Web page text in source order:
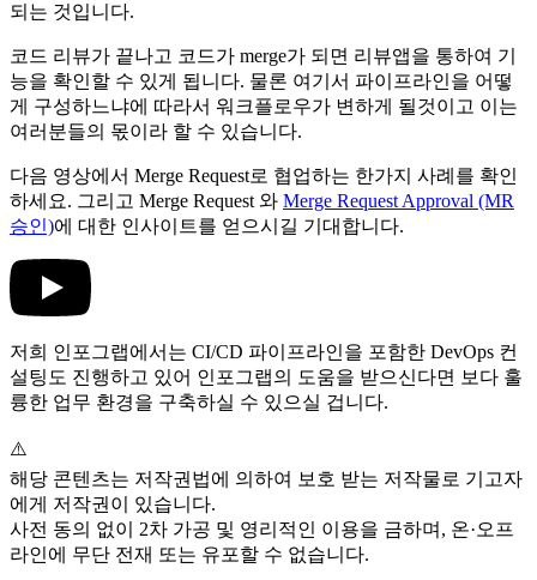
되는 것입니다.
코드 리뷰가 끝나고 코드가 merge가 되면 리뷰앱을 통하여 기
능을 확인할 수 있게 됩니다. 물론 여기서 파이프라인을 어떻
게 구성하느냐에 따라서 워크플로우가 변하게 될것이고 이는
여러분들의 몫이라 할 수 있습니다.
다음 영상에서 Merge Request로 협업하는 한가지 사례를 확인
하세요. 그리고 Merge Request 와 Merge Request Approval (MR
승인)에 대한 인사이트를 얻으시길 기대합니다.
저희 인포그랩에서는 CI/CD 파이프라인을 포함한 DevOps 컨
설팅도 진행하고 있어 인포그랩의 도움을 받으신다면 보다 훌
륭한 업무 환경을 구축하실 수 있으실 겁니다.
⚠️
해당 콘텐츠는 저작권법에 의하여 보호 받는 저작물로 기고자
에게 저작권이 있습니다.
사전 동의 없이 2차 가공 및 영리적인 이용을 금하며, 온·오프
라인에 무단 전재 또는 유포할 수 없습니다.